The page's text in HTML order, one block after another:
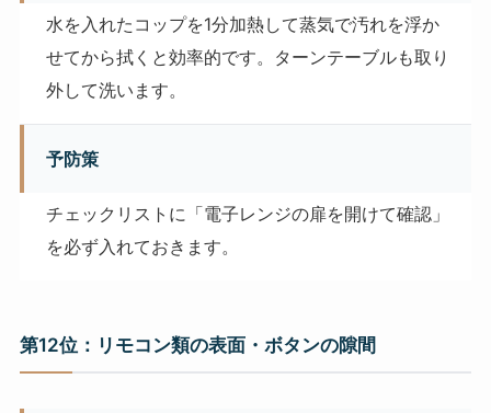
水を入れたコップを1分加熱して蒸気で汚れを浮か
せてから拭くと効率的です。ターンテーブルも取り
外して洗います。
予防策
チェックリストに「電子レンジの扉を開けて確認」
を必ず入れておきます。
第12位：リモコン類の表面・ボタンの隙間